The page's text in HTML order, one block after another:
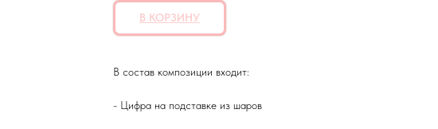
В КОРЗИНУ
В состав композиции входит:
- Цифра на подставке из шаров